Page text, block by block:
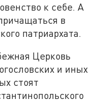
к себе. А
в
патриархата.
Церковь
и иных
стоят